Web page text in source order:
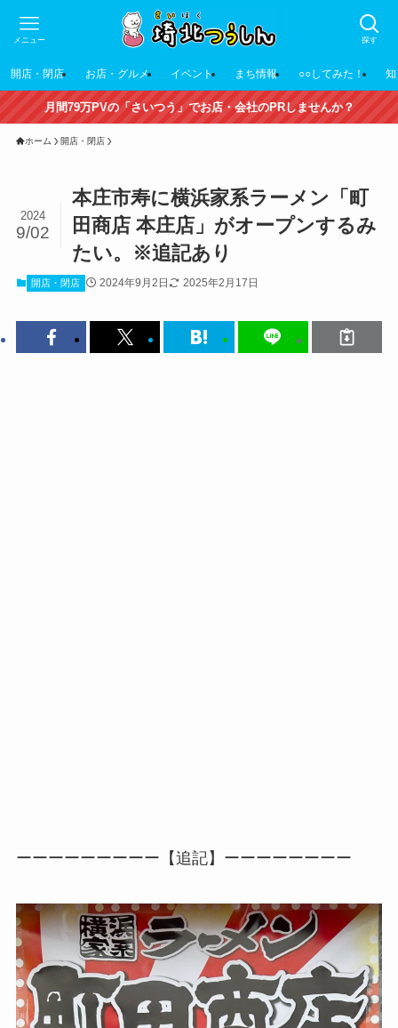
探す
メニュー
開店・閉店 お店・グルメ イベント まち情報 ○○してみた！
月間79万PVの「さいつう」でお店・会社のPRしませんか？
ホーム 開店・閉店
本庄市寿に横浜家系ラーメン「町
田商店 本庄店」がオープンするみ
たい。※追記あり
2024
9/02
開店・閉店 2024年9月2日 2025年2月17日
ーーーーーーーーー【追記】ーーーーーーーー